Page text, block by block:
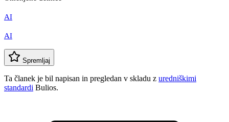
AI
AI
Spremljaj
Ta članek je bil napisan in pregledan v skladu z uredniškimi
standardi Bulios.